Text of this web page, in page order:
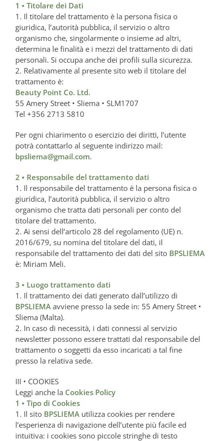
1 • Titolare dei Dati
1. Il titolare del trattamento è la persona fisica o
giuridica, l’autorità pubblica, il servizio o altro
organismo che, singolarmente o insieme ad altri,
determina le finalità e i mezzi del trattamento di dati
personali. Si occupa anche dei profili sulla sicurezza.
2. Relativamente al presente sito web il titolare del
trattamento è:
Beauty Point Co. Ltd.
55 Amery Street • Sliema • SLM1707
Tel +356 2713 5810
Per ogni chiarimento o esercizio dei diritti, l’utente
potrà contattarlo al seguente indirizzo mail:
bpsliema@gmail.com.
2 • Responsabile del trattamento dati
1. Il responsabile del trattamento è la persona fisica o
giuridica, l’autorità pubblica, il servizio o altro
organismo che tratta dati personali per conto del
titolare del trattamento.
2. Ai sensi dell’articolo 28 del regolamento (UE) n.
2016/679, su nomina del titolare del dati, il
responsabile del trattamento dei dati del sito BPSLIEMA
è: Miriam Meli.
3 • Luogo trattamento dati
1. Il trattamento dei dati generato dall’utilizzo di
BPSLIEMA avviene presso la sede in: 55 Amery Street •
Sliema (Malta).
2. In caso di necessità, i dati connessi al servizio
newsletter possono essere trattati dal responsabile del
trattamento o soggetti da esso incaricati a tal fine
presso la relativa sede.
III • COOKIES
Leggi anche la Cookies Policy
1 • Tipo di Cookies
1. Il sito BPSLIEMA utilizza cookies per rendere
l’esperienza di navigazione dell’utente più facile ed
intuitiva: i cookies sono piccole stringhe di testo